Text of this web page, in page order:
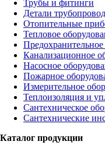
Трубы и фитинги
Детали
Отопительные
Тепловое
Канализационное
Насосное
Пожарное
Измерительное
Теплоизоляция и
Сантехническое
Сантехнические
Каталог продукции